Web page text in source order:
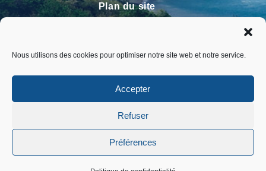
Nous utilisons des cookies pour optimiser notre site web et notre service.
Accepter
Refuser
Préférences
Plan du site
Faire un signalement
FAQ